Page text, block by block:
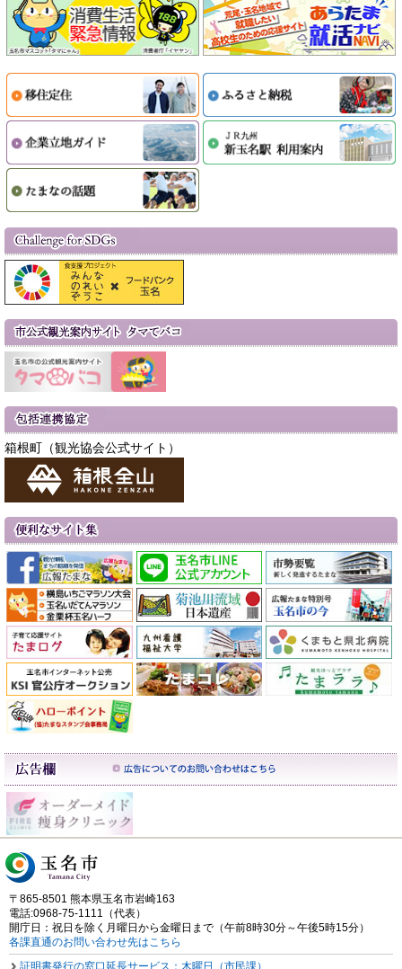
箱根町（観光協会公式サイト）
〒865-8501 熊本県玉名市岩崎163
電話:0968-75-1111（代表）
開庁日：祝日を除く月曜日から金曜日まで（午前8時30分～午後5時15分）
各課直通のお問い合わせ先はこちら